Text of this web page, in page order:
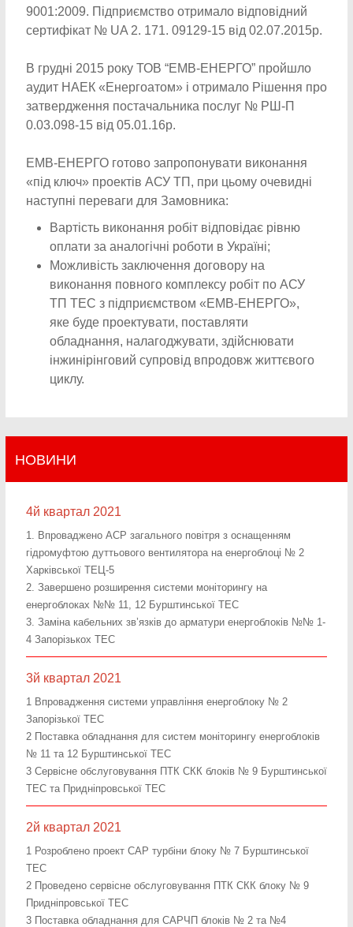
9001:2009. Підприємство отримало відповідний
сертифікат № UA 2. 171. 09129-15 від 02.07.2015р.
В грудні 2015 року ТОВ “ЕМВ-ЕНЕРГО” пройшло
аудит НАЕК «Енергоатом» і отримало Рішення про
затвердження постачальника послуг № РШ-П
0.03.098-15 від 05.01.16р.
ЕМВ-ЕНЕРГО готово запропонувати виконання
«під ключ» проектів АСУ ТП, при цьому очевидні
наступні переваги для Замовника:
Вартість виконання робіт відповідає рівню
оплати за аналогічні роботи в Україні;
Можливість заключення договору на
виконання повного комплексу робіт по АСУ
ТП ТЕС з підприємством «ЕМВ-ЕНЕРГО»,
яке буде проектувати, поставляти
обладнання, налагоджувати, здійснювати
інжинірінговий супровід впродовж життєвого
циклу.
НОВИНИ
4й квартал 2021
1. Впроваджено АСР загального повітря з оснащенням
гідромуфтою дуттьового вентилятора на енергоблоці № 2
Харківської ТЕЦ-5
2. Завершено розширення системи моніторингу на
енергоблоках №№ 11, 12 Бурштинської ТЕС
3. Заміна кабельних зв’язків до арматури енергоблоків №№ 1-
4 Запорізькох ТЕС
3й квартал 2021
1 Впровадження системи управління енергоблоку № 2
Запорізької ТЕС
2 Поставка обладнання для систем моніторингу енергоблоків
№ 11 та 12 Бурштинської ТЕС
3 Сервісне обслуговування ПТК СКК блоків № 9 Бурштинської
ТЕС та Придніпровської ТЕС
2й квартал 2021
1 Розроблено проект САР турбіни блоку № 7 Бурштинської
ТЕС
2 Проведено сервісне обслуговування ПТК СКК блоку № 9
Придніпровської ТЕС
3 Поставка обладнання для САРЧП блоків № 2 та №4